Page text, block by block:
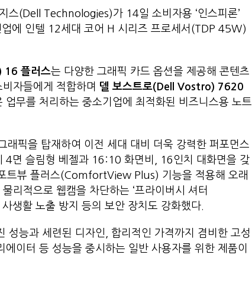
스(Dell Technologies)가 14일 소비자용 ‘인스피론’
업에 인텔 12세대 코어 H 시리즈 프로세서(TDP 45W)
16 플러스는 다양한 그래픽 카드 옵션을 제공해 콘텐츠
자들에게 적합하며 델 보스트로(Dell Vostro) 7620
무를 처리하는 중소기업에 최적화된 비즈니스용 노트
래픽을 탑재하여 이전 세대 대비 더욱 강력한 퍼포먼스
4면 슬림형 베젤과 16:10 화면비, 16인치 대화면을 갖
트뷰 플러스(ComfortView Plus) 기능을 적용해 오래
리적으로 웹캠을 차단하는 ‘프라이버시 셔터
사생활 노출 방지 등의 보안 장치도 강화했다.
성능과 세련된 디자인, 합리적인 가격까지 겸비한 고성
이터 등 성능을 중시하는 일반 사용자를 위한 제품이